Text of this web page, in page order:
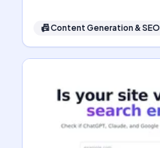
📠Content Generation & SEO